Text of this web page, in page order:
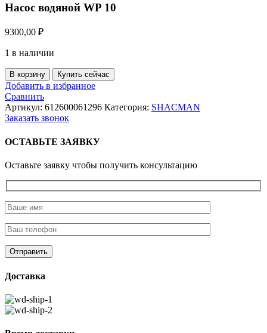
Насос водяной WP 10
9300,00 ₽
1 в наличии
Количество
товара
Насос
водяной
WP
В корзину Купить сейчас
Добавить в избранное
Сравнить
Артикул: 612600061296 Категория: SHACMAN
Заказать звонок
ОСТАВЬТЕ ЗАЯВКУ
Оставьте заявку чтобы получить консультацию
Доставка